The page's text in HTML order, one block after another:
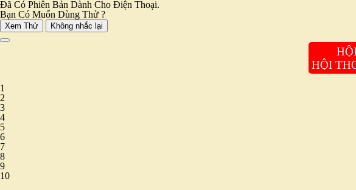
Đã Có Phiên Bản Dành Cho Điện Thoại.
Bạn Có Muốn Dùng Thử ?
Xem Thử Không nhắc lại
HỘI
1
2
3
4
5
6
7
8
9
10